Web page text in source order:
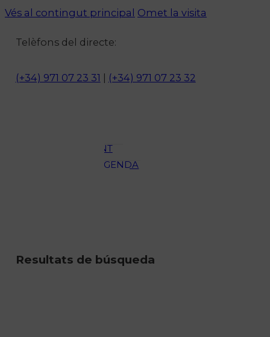
Vés al contingut principal Omet la visita
Telèfons del directe:
(+34) 971 07 23 31 (+34) 971 07 23 32
OCI
AMBIENT
AGENDA
Resultats de búsqueda